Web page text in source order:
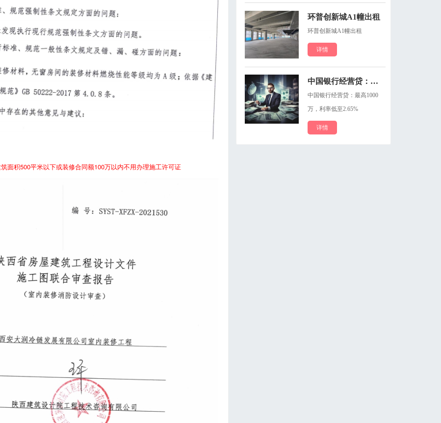
面积500平米以下或装修合同额100万以内不用办理施工许可证
环普创新城A1幢出租
环普创新城A1幢出租
详情
中国银行经营贷：最高10...
中国银行经营贷：最高1000
万，利率低至2.65%
详情